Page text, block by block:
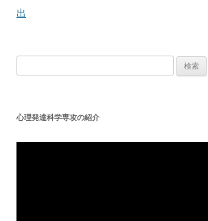
ナ
出
心理発達科学専攻の紹介